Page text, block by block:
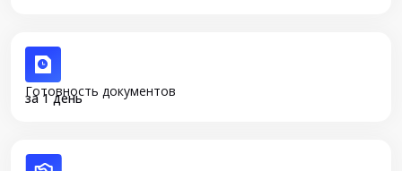
Готовность документов
за 1 день